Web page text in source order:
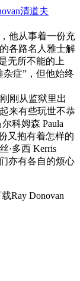
清道夫
他从事着一份充
各路名人雅士解
无所不能的上
症”，但他始终
刚从监狱里出
来有些玩世不恭
科姆森 Paula
又抱有着怎样的
·多西 Kerris
亦有各自的烦心